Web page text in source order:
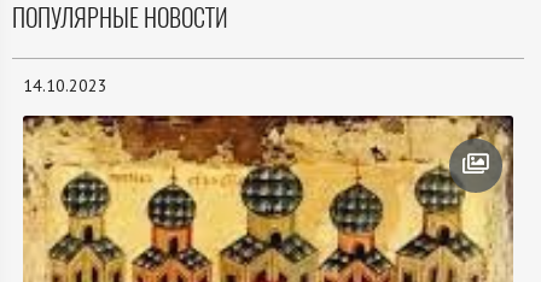
ПОПУЛЯРНЫЕ НОВОСТИ
14.10.2023